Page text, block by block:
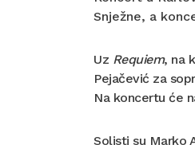
Snježne, a
Uz Requiem, na
Pejačević za
Na koncertu će
Solisti su Marko